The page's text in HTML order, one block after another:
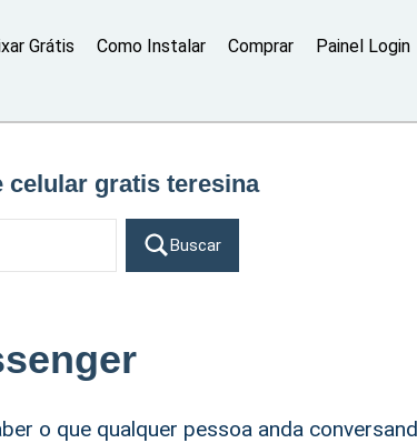
Grátis Como Instalar Comprar Painel Login
celular gratis teresina
Buscar
o que qualquer pessoa anda